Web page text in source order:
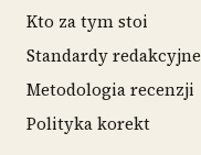
Kto za tym stoi
Standardy redakcyjne
Metodologia recenzji
Polityka korekt